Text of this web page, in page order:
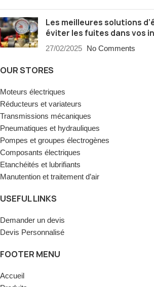
Les meilleures solutions
éviter les fuites dans vos
27/02/2025 No Comments
OUR STORES
Moteurs électriques
Réducteurs et variateurs
Transmissions mécaniques
Pneumatiques et hydrauliques
Pompes et groupes électrogènes
Composants électriques
Etanchéités et lubrifiants
Manutention et traitement d’air
USEFUL LINKS
Demander un devis
Devis Personnalisé
FOOTER MENU
Accueil